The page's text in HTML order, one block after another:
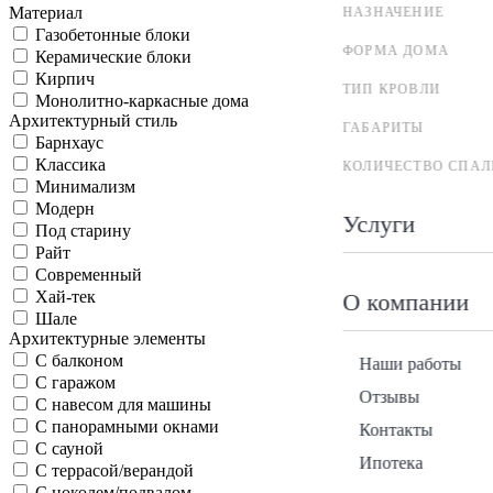
НАЗНАЧЕНИЕ
ФОРМА ДОМА
ТИП КРОВЛИ
ГАБАРИТЫ
КОЛИЧЕСТВО
Услуги
О компании
Наши работы
Отзывы
Контакты
Ипотека
Материал
Газобетонные блоки
Керамические блоки
Кирпич
Монолитно-каркасные дома
Архитектурный стиль
Барнхаус
Классика
Минимализм
Модерн
Под старину
Райт
Современный
Хай-тек
Шале
Архитектурные элементы
С балконом
С гаражом
С навесом для машины
С панорамными окнами
С сауной
С террасой/верандой